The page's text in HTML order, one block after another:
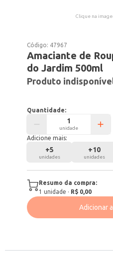
Clique na
Código: 47967
Amaciante de
do Jardim 500ml
Produto
Quantidade:
unidade
Adicione mais:
+5
unidades
+10
unidades
Resumo da compra:
1 unidade · R$ 0,00
Adicionar